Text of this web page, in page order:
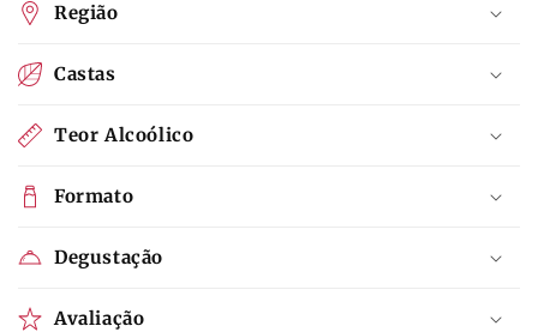
Região
Castas
Teor Alcoólico
Formato
Degustação
Avaliação